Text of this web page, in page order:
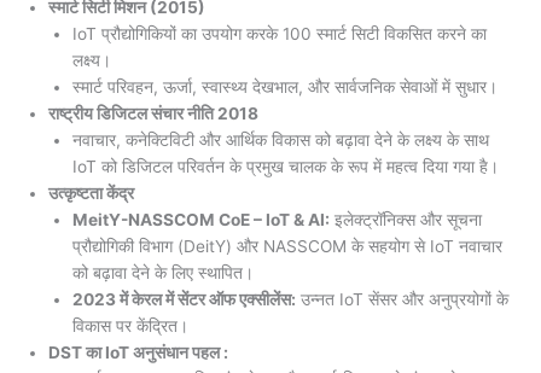
स्मार्ट सिटी मिशन (2015)
IoT प्रौद्योगिकियों का उपयोग करके 100 स्मार्ट सिटी विकसित करने का
लक्ष्य।
स्मार्ट परिवहन, ऊर्जा, स्वास्थ्य देखभाल, और सार्वजनिक सेवाओं में सुधार।
राष्ट्रीय डिजिटल संचार नीति 2018
नवाचार, कनेक्टिविटी और आर्थिक विकास को बढ़ावा देने के लक्ष्य के साथ
IoT को डिजिटल परिवर्तन के प्रमुख चालक के रूप में महत्व दिया गया है।
उत्कृष्टता केंद्र
MeitY-NASSCOM CoE – IoT & AI: इलेक्ट्रॉनिक्स और सूचना
प्रौद्योगिकी विभाग (DeitY) और NASSCOM के सहयोग से IoT नवाचार
को बढ़ावा देने के लिए स्थापित।
2023 में केरल में सेंटर ऑफ एक्सीलेंस: उन्नत IoT सेंसर और अनुप्रयोगों के
विकास पर केंद्रित।
DST का IoT अनुसंधान पहल :